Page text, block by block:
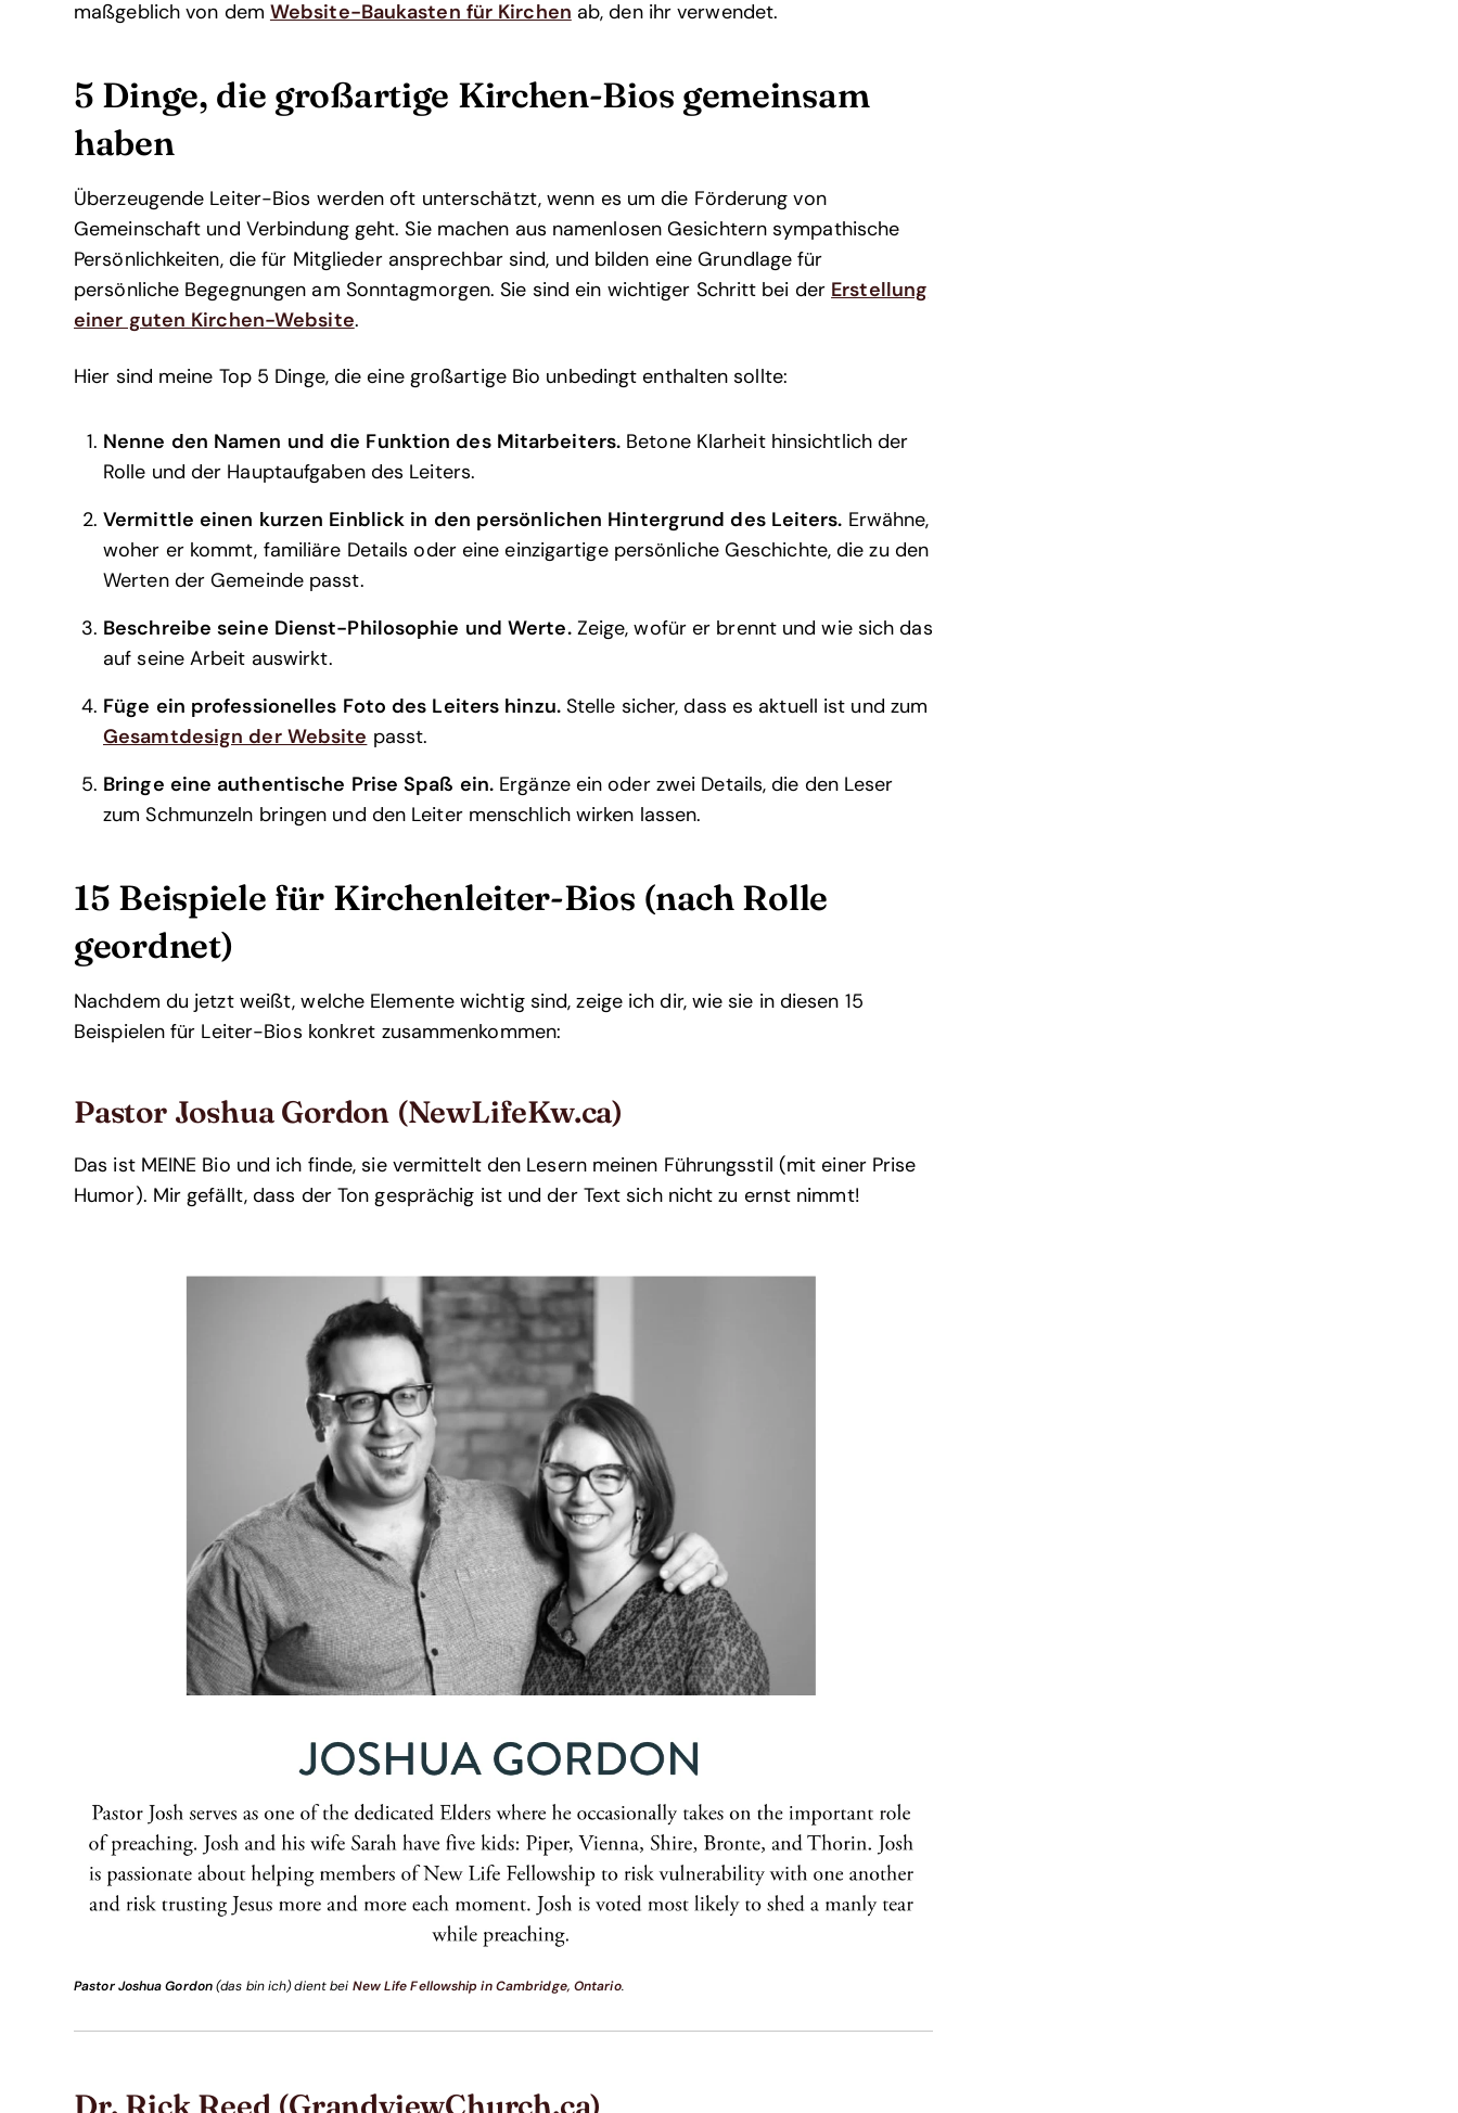
maßgeblich von dem Website-Baukasten für Kirchen ab, den ihr verwendet.
5 Dinge, die großartige Kirchen-Bios gemeinsam
haben
Überzeugende Leiter-Bios werden oft unterschätzt, wenn es um die Förderung von
Gemeinschaft und Verbindung geht. Sie machen aus namenlosen Gesichtern sympathische
Persönlichkeiten, die für Mitglieder ansprechbar sind, und bilden eine Grundlage für
persönliche Begegnungen am Sonntagmorgen. Sie sind ein wichtiger Schritt bei der Erstellung
einer guten Kirchen-Website.
Hier sind meine Top 5 Dinge, die eine großartige Bio unbedingt enthalten sollte:
Nenne den Namen und die Funktion des Mitarbeiters. Betone Klarheit hinsichtlich der
Rolle und der Hauptaufgaben des Leiters.
Vermittle einen kurzen Einblick in den persönlichen Hintergrund des Leiters. Erwähne,
woher er kommt, familiäre Details oder eine einzigartige persönliche Geschichte, die zu den
Werten der Gemeinde passt.
Beschreibe seine Dienst-Philosophie und Werte. Zeige, wofür er brennt und wie sich das
auf seine Arbeit auswirkt.
Füge ein professionelles Foto des Leiters hinzu.Stelle sicher, dass es aktuell ist und zum
Gesamtdesign der Website passt.
Bringe eine authentische Prise Spaß ein. Ergänze ein oder zwei Details, die den Leser
zum Schmunzeln bringen und den Leiter menschlich wirken lassen.
15 Beispiele für Kirchenleiter-Bios (nach Rolle
geordnet)
Nachdem du jetzt weißt, welche Elemente wichtig sind, zeige ich dir, wie sie in diesen 15
Beispielen für Leiter-Bios konkret zusammenkommen:
Pastor Joshua Gordon (NewLifeKw.ca)
Das ist MEINE Bio und ich finde, sie vermittelt den Lesern meinen Führungsstil (mit einer Prise
Humor). Mir gefällt, dass der Ton gesprächig ist und der Text sich nicht zu ernst nimmt!
Pastor Joshua Gordon (das bin ich) dient bei New Life Fellowship in Cambridge, Ontario.